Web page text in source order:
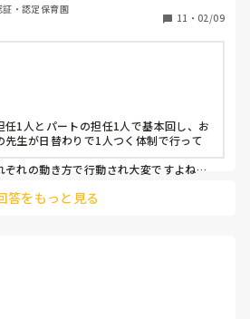
・認定保育園
11 ・ 02/09
任1人とパートの担任1人で基本回し、お
先生が日替わりで1人つく体制で行って
ぞれの動き方で行動され大変ですよね。
答をもっと見る